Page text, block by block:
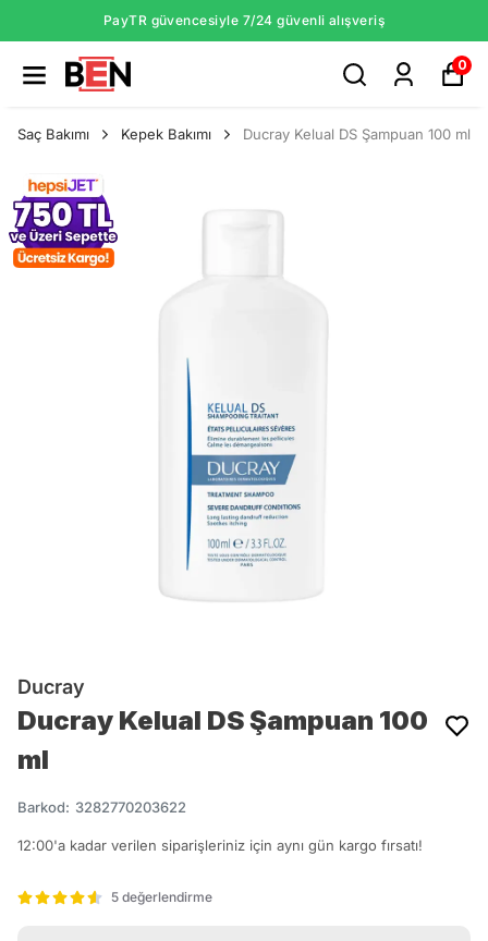
PayTR güvencesiyle 7/24 güvenli alışveriş
0
Saç Bakımı Kepek Bakımı Ducray Kelual DS Şampuan 100 ml
Ducray
Ducray Kelual DS Şampuan 100
ml
Barkod: 3282770203622
12:00'a kadar verilen siparişleriniz için aynı gün kargo fırsatı!
5 değerlendirme